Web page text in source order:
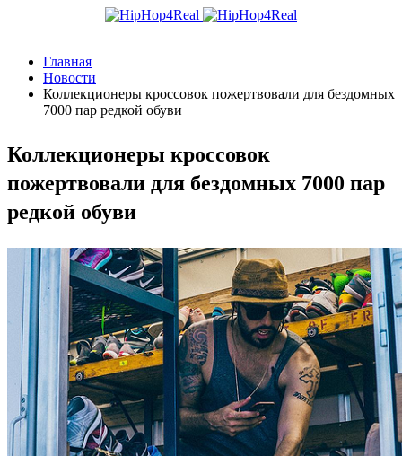
Главная
Новости
Коллекционеры кроссовок пожертвовали для бездомных
7000 пар редкой обуви
Коллекционеры кроссовок
пожертвовали для бездомных 7000 пар
редкой обуви